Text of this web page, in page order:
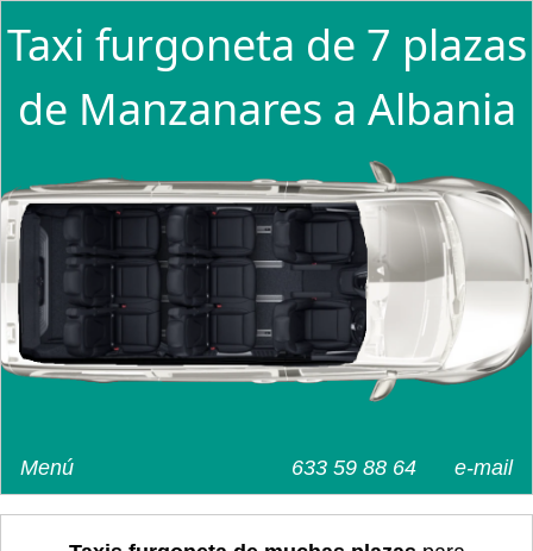
Taxi furgoneta de 7 plazas
de Manzanares a Albania
e-mail
633 59 88 64
Menú